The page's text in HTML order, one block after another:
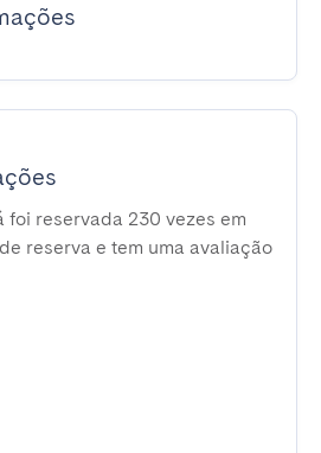
foi reservada 230 vezes em
reserva e tem uma avaliação